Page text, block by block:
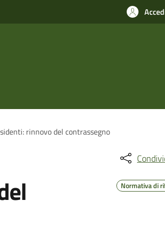
rinnovo del contrassegno
Normativa di